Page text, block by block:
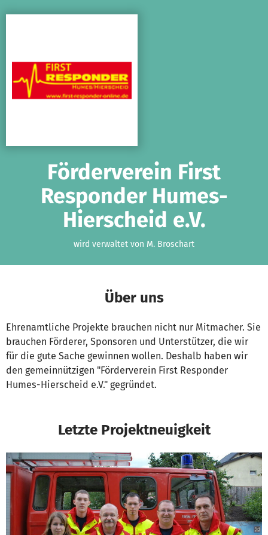
Förderverein First
Responder Humes-
Hierscheid e.V.
wird verwaltet von M. Broschart
Über uns
Ehrenamtliche Projekte brauchen nicht nur Mitmacher. Sie
brauchen Förderer, Sponsoren und Unterstützer, die wir
für die gute Sache gewinnen wollen. Deshalb haben wir
den gemeinnützigen "Förderverein First Responder
Humes-Hierscheid e.V." gegründet.
Letzte Projektneuigkeit